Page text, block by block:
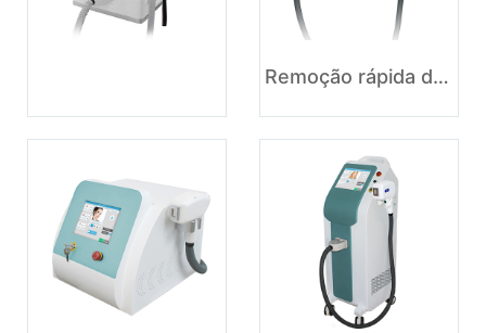
Remoção rápida de pêlos a laser 808nm